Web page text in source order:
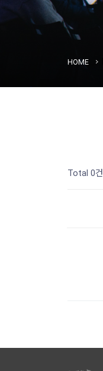
HOME
Total 0건